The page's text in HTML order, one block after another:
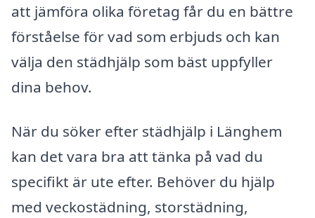
att jämföra olika företag får du en bättre
förståelse för vad som erbjuds och kan
välja den städhjälp som bäst uppfyller
dina behov.
När du söker efter städhjälp i Länghem
kan det vara bra att tänka på vad du
specifikt är ute efter. Behöver du hjälp
med veckostädning, storstädning,